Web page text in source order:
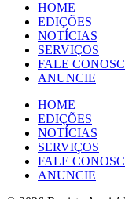
HOME
EDIÇÕES
NOTÍCIAS
SERVIÇOS
FALE
ANUNCIE
HOME
EDIÇÕES
NOTÍCIAS
SERVIÇOS
FALE
ANUNCIE